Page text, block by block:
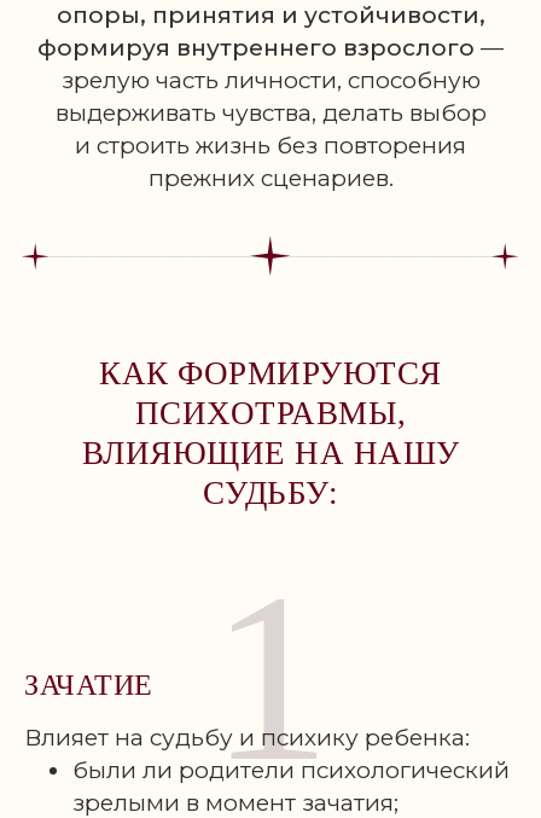
опоры, принятия и устойчивости,
формируя внутреннего взрослого —
зрелую часть личности, способную
выдерживать чувства, делать выбор
и строить жизнь без повторения
прежних сценариев.
КАК ФОРМИРУЮТСЯ
ПСИХОТРАВМЫ,
ВЛИЯЮЩИЕ НА НАШУ
СУДЬБУ:
ЗАЧАТИЕ
Влияет на судьбу и психику ребенка:
были ли родители психологический
зрелыми в момент зачатия;
1